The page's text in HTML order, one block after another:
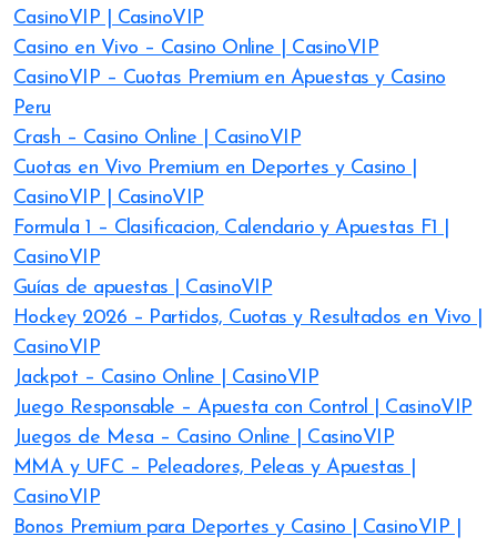
CasinoVIP | CasinoVIP
Casino en Vivo – Casino Online | CasinoVIP
CasinoVIP – Cuotas Premium en Apuestas y Casino
Peru
Crash – Casino Online | CasinoVIP
Cuotas en Vivo Premium en Deportes y Casino |
CasinoVIP | CasinoVIP
Formula 1 – Clasificacion, Calendario y Apuestas F1 |
CasinoVIP
Guías de apuestas | CasinoVIP
Hockey 2026 – Partidos, Cuotas y Resultados en Vivo |
CasinoVIP
Jackpot – Casino Online | CasinoVIP
Juego Responsable – Apuesta con Control | CasinoVIP
Juegos de Mesa – Casino Online | CasinoVIP
MMA y UFC – Peleadores, Peleas y Apuestas |
CasinoVIP
Bonos Premium para Deportes y Casino | CasinoVIP |